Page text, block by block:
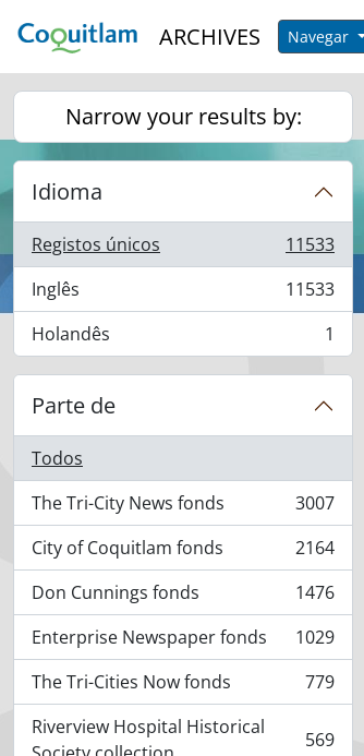
ARCHIVES Navegar
Narrow your results by:
Idioma
Registos únicos
, 11533 resultados
11533
Inglês
, 11533 resultados
11533
Holandês
, 1 resultados 1
Parte de
Todos
The Tri-City News fonds
, 3007 resultados
3007
City of Coquitlam fonds
, 2164 resultados
2164
Don Cunnings fonds
, 1476 resultados
1476
Enterprise Newspaper fonds
, 1029 resultados
1029
The Tri-Cities Now fonds
, 779 resultados
779
Riverview Hospital Historical
, 569 resultados 569